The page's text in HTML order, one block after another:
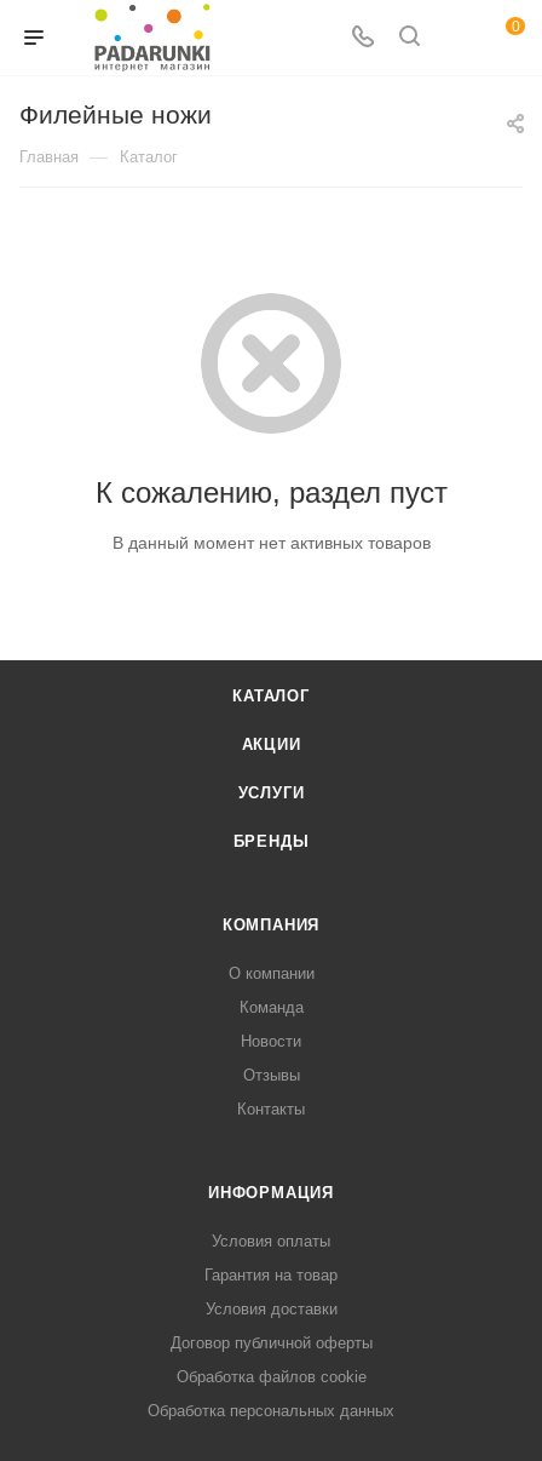
0
Филейные ножи
Главная — Каталог
К сожалению, раздел пуст
В данный момент нет активных товаров
КАТАЛОГ
АКЦИИ
УСЛУГИ
БРЕНДЫ
КОМПАНИЯ
О компании
Команда
Новости
Отзывы
Контакты
ИНФОРМАЦИЯ
Условия оплаты
Гарантия на товар
Условия доставки
Договор публичной оферты
Обработка файлов cookie
Обработка персональных данных